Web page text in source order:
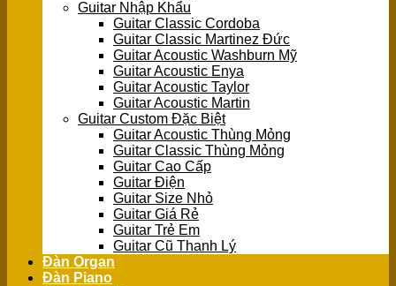
Guitar Nhập Khẩu
Guitar Classic Cordoba
Guitar Classic Martinez Đức
Guitar Acoustic Washburn Mỹ
Guitar Acoustic Enya
Guitar Acoustic Taylor
Guitar Acoustic Martin
Guitar Custom Đặc Biệt
Guitar Acoustic Thùng Mỏng
Guitar Classic Thùng Mỏng
Guitar Cao Cấp
Guitar Điện
Guitar Size Nhỏ
Guitar Giá Rẻ
Guitar Trẻ Em
Guitar Cũ Thanh Lý
Đàn Organ
Đàn Piano